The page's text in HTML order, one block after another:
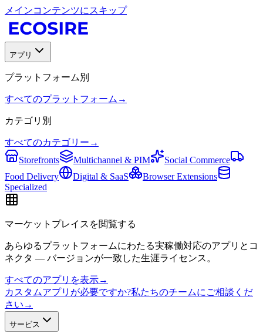
メインコンテンツにスキップ
アプリ
プラットフォーム別
すべてのプラットフォーム →
カテゴリ別
すべてのカテゴリー →
Storefronts
Multichannel & PIM
Social Commerce
Food Delivery
Digital & SaaS
Browser Extensions
Specialized
マーケットプレイスを閲覧する
あらゆるプラットフォームにわたる実稼働対応のアプリとコ
ネクタ — バージョンが一致した生涯ライセンス。
すべてのアプリを表示→
カスタムアプリが必要ですか?私たちのチームにご相談くだ
さい →
サービス